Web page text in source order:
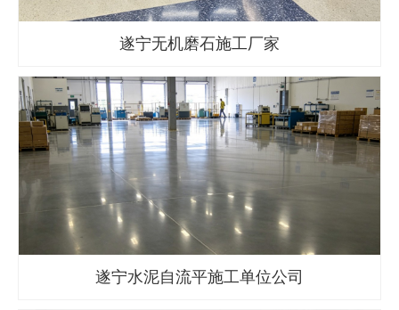
遂宁无机磨石施工厂家
遂宁水泥自流平施工单位公司